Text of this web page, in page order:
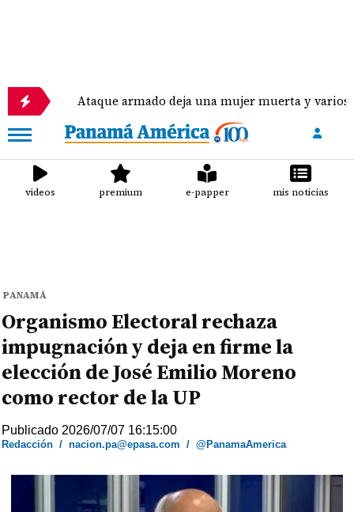
Ataque armado deja una mujer muerta y varios heridos
videos premium e-papper mis noticias
PANAMÁ
Organismo Electoral rechaza
impugnación y deja en firme la
elección de José Emilio Moreno
como rector de la UP
Publicado 2026/07/07 16:15:00
Redacción /nacion.pa@epasa.com /@PanamaAmerica